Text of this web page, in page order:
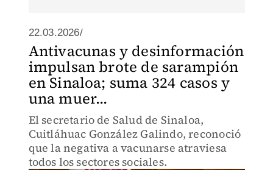
22.03.2026/
Antivacunas y desinformación
impulsan brote de sarampión
en Sinaloa; suma 324 casos y
una muer...
El secretario de Salud de Sinaloa,
Cuitláhuac González Galindo, reconoció
que la negativa a vacunarse atraviesa
todos los sectores sociales.